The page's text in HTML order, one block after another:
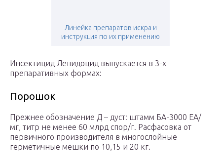
Линейка препаратов искра и
инструкция по их применению
Инсектицид Лепидоцид выпускается в 3-х
препаративных формах:
Порошок
Прежнее обозначение Д – дуст: штамм БА-3000 ЕА/
мг, титр не менее 60 млрд спор/г. Расфасовка от
первичного производителя в многослойные
герметичные мешки по 10,15 и 20 кг.